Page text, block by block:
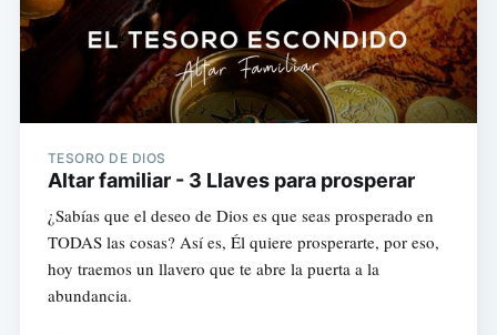
TESORO DE DIOS
Altar familiar - 3 Llaves para prosperar
¿Sabías que el deseo de Dios es que seas prosperado en
TODAS las cosas? Así es, Él quiere prosperarte, por eso,
hoy traemos un llavero que te abre la puerta a la
abundancia.